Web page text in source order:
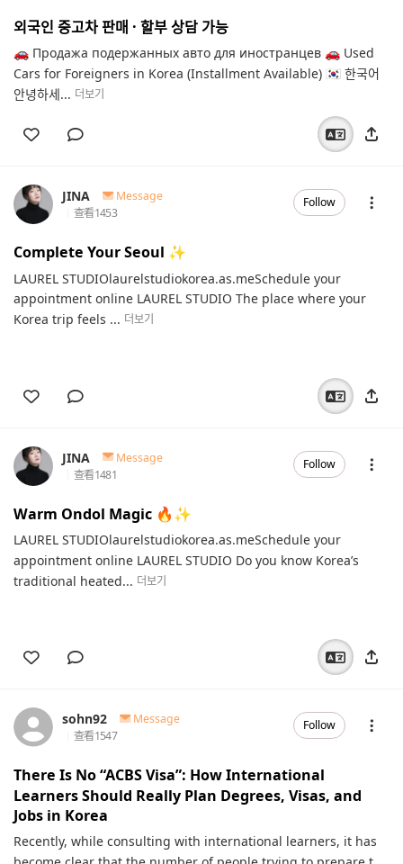
외국인 중고차 판매 · 할부 상담 가능
🚗 Продажа подержанных авто для иностранцев 🚗 Used
Cars for Foreigners in Korea (Installment Available) 🇰🇷 한국어
안녕하세... 더보기
JINA
Message
查看1453
Follow
Complete Your Seoul ✨️
LAUREL STUDIOlaurelstudiokorea.as.meSchedule your
appointment online LAUREL STUDIO The place where your
Korea trip feels ... 더보기
JINA
Message
查看1481
Follow
Warm Ondol Magic 🔥✨️
LAUREL STUDIOlaurelstudiokorea.as.meSchedule your
appointment online LAUREL STUDIO Do you know Korea’s
traditional heated... 더보기
sohn92
Message
查看1547
Follow
There Is No “ACBS Visa”: How International
Learners Should Really Plan Degrees, Visas, and
Jobs in Korea
Recently, while consulting with international learners, it has